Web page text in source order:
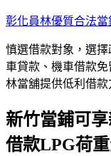
跳
主
要
內
彰化員林優質合法當
慎選借款對象，選
車貸款、機車借款
林當舖提供低利借款
新竹當鋪可
借款LPG荷